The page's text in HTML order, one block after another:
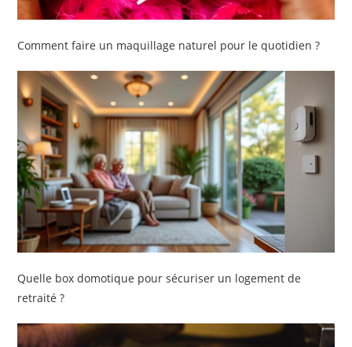
Comment faire un maquillage naturel pour le quotidien ?
Quelle box domotique pour sécuriser un logement de
retraité ?